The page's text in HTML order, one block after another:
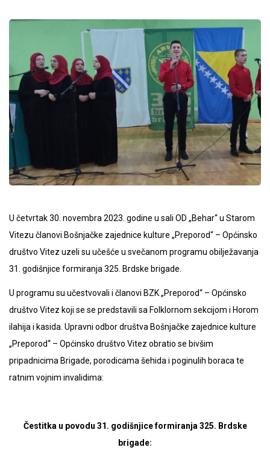
U četvrtak 30. novembra 2023. godine u sali OD „Behar“ u Starom
Vitezu članovi Bošnjačke zajednice kulture „Preporod“ – Općinsko
društvo Vitez uzeli su učešće u svečanom programu obilježavanja
31. godišnjice formiranja 325. Brdske brigade.
U programu su učestvovali i članovi BZK „Preporod“ – Općinsko
društvo Vitez koji se se predstavili sa Folklornom sekcijom i Horom
ilahija i kasida. Upravni odbor društva Bošnjačke zajednice kulture
„Preporod“ – Općinsko društvo Vitez obratio se bivšim
pripadnicima Brigade, porodicama šehida i poginulih boraca te
ratnim vojnim invalidima:
Čestitka u povodu 31. godišnjice formiranja 325. Brdske
brigade: